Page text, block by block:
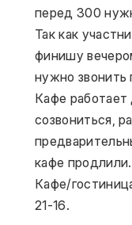
перед 300
Так как
финишу
нужно звонить
Кафе
созвониться,
кафе продлили.
Кафе/
21-16.